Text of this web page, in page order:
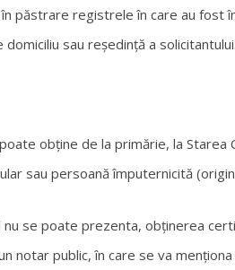
păstrare registrele în care au fost
domiciliu sau reședință a solicitantului.
obține de la primărie, la Starea
sau persoană împuternicită
nu se poate prezenta, obținerea
notar public, în care se va